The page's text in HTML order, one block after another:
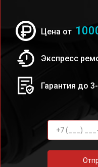
Цена от
Экспресс
Гарантия до